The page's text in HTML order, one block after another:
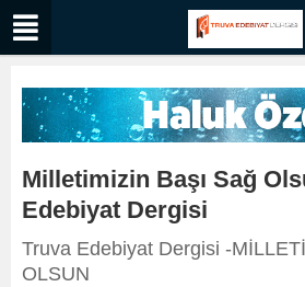
Milletimizin Başı Sağ
Edebiyat Dergisi
Truva Edebiyat Dergisi -
OLSUN